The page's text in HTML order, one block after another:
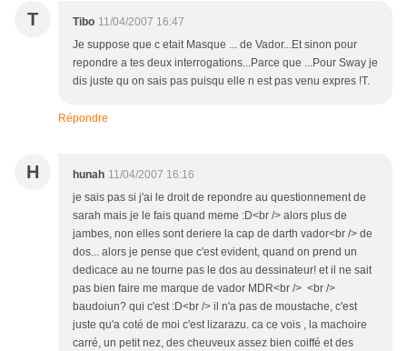
T Tibo 11/04/2007 16:47
Je suppose que c etait Masque ... de Vador...Et sinon pour
repondre a tes deux interrogations...Parce que ...Pour Sway je
dis juste qu on sais pas puisqu elle n est pas venu expres !T.
Répondre
H hunah 11/04/2007 16:16
je sais pas si j'ai le droit de repondre au questionnement de
sarah mais je le fais quand meme :D<br /> alors plus de
jambes, non elles sont deriere la cap de darth vador<br /> de
dos... alors je pense que c'est evident, quand on prend un
dedicace au ne tourne pas le dos au dessinateur! et il ne sait
pas bien faire me marque de vador MDR<br /> <br />
baudoiun? qui c'est :D<br /> il n'a pas de moustache, c'est
juste qu'a coté de moi c'est lizarazu. ca ce vois , la machoire
carré, un petit nez, des cheuveux assez bien coiffé et des